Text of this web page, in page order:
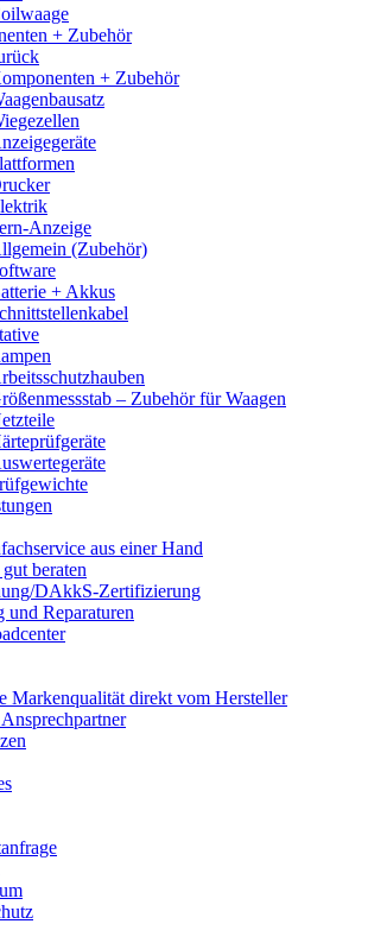
+ Zubehör
+ Zubehör
Anzeige
(Zubehör)
+ Akkus
– Zubehör für Waagen
aus einer Hand
beraten
DAkkS-Zertifizierung
und Reparaturen
Markenqualität direkt vom Hersteller